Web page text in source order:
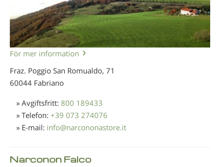
För mer information
Fraz. Poggio San Romualdo, 71
60044 Fabriano
» Avgiftsfritt: 800 189433
» Telefon: +39 073 274076
» E-mail: info@narcononastore.it
Narconon Falco